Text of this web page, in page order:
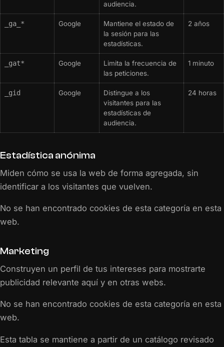
audiencia.
_ga_* Google
Mantiene el estado de
la sesión para las
estadísticas.
2 años
_gat* Google
Limita la frecuencia de
las peticiones.
1 minuto
_gid Google
Distingue a los
visitantes para las
estadísticas de
audiencia.
24 horas
Estadística anónima
Miden cómo se usa la web de forma agregada, sin
identificar a los visitantes que vuelven.
No se han encontrado cookies de esta categoría en esta
web.
Marketing
Construyen un perfil de tus intereses para mostrarte
publicidad relevante aquí y en otras webs.
No se han encontrado cookies de esta categoría en esta
web.
Esta tabla se mantiene a partir de un catálogo revisado